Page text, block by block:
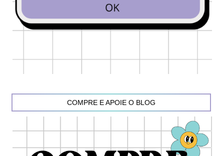
COMPRE E APOIE O BLOG